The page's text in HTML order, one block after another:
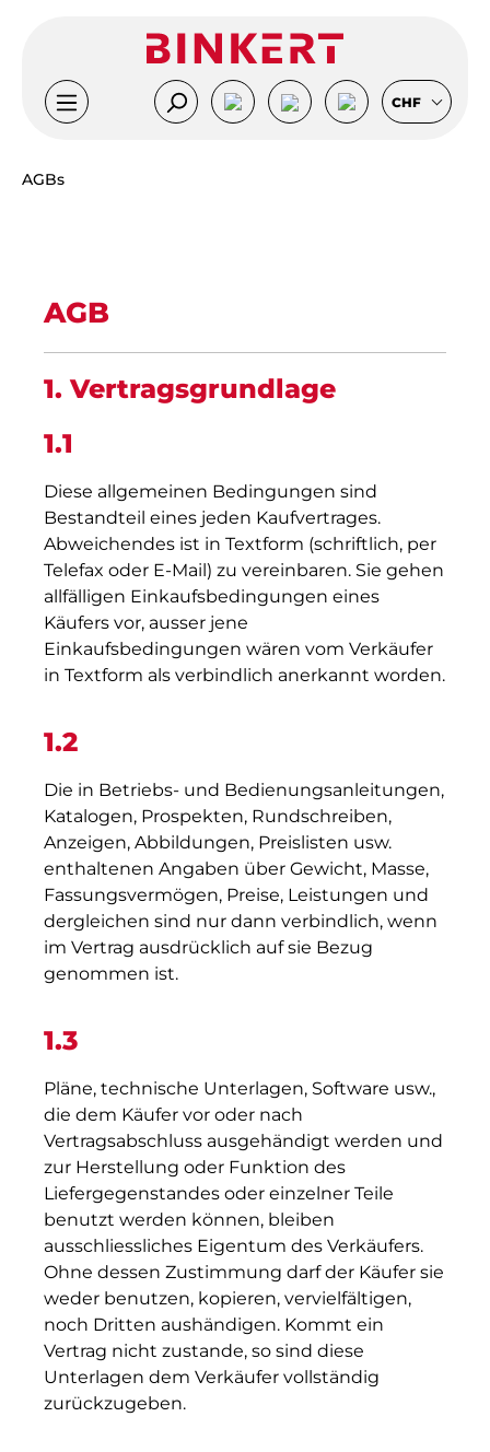
CHF
AGBs
AGB
1. Vertragsgrundlage
1.1
Diese allgemeinen Bedingungen sind
Bestandteil eines jeden Kaufvertrages.
Abweichendes ist in Textform (schriftlich, per
Telefax oder E-Mail) zu vereinbaren. Sie gehen
allfälligen Einkaufsbedingungen eines
Käufers vor, ausser jene
Einkaufsbedingungen wären vom Verkäufer
in Textform als verbindlich anerkannt worden.
1.2
Die in Betriebs- und Bedienungsanleitungen,
Katalogen, Prospekten, Rundschreiben,
Anzeigen, Abbildungen, Preislisten usw.
enthaltenen Angaben über Gewicht, Masse,
Fassungsvermögen, Preise, Leistungen und
dergleichen sind nur dann verbindlich, wenn
im Vertrag ausdrücklich auf sie Bezug
genommen ist.
1.3
Pläne, technische Unterlagen, Software usw.,
die dem Käufer vor oder nach
Vertragsabschluss ausgehändigt werden und
zur Herstellung oder Funktion des
Liefergegenstandes oder einzelner Teile
benutzt werden können, bleiben
ausschliessliches Eigentum des Verkäufers.
Ohne dessen Zustimmung darf der Käufer sie
weder benutzen, kopieren, vervielfältigen,
noch Dritten aushändigen. Kommt ein
Vertrag nicht zustande, so sind diese
Unterlagen dem Verkäufer vollständig
zurückzugeben.